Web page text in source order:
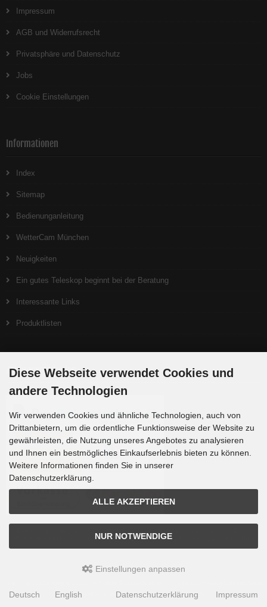
Impressum
AGB und Widerrufsrecht
Privatsphäre und Datenschutz
Jobs
Cookie Einstellungen
Informationen
Index
Sitemap
Bedienunganleitung
WetterCam München
Neuigkeiten
Ein gutes Teleskop beginnt bei der Beratung
Interessante Links
Produktlisten
Zahlungsmethoden
Sprachvariablen befinden sich in der Datei tpl_modified/lang/german/lang_german.custom.
modified eCommerce Shopsoftware © 2009-2026
Diese Webseite verwendet Cookies und
andere Technologien
Wir verwenden Cookies und ähnliche Technologien, auch von
Drittanbietern, um die ordentliche Funktionsweise der Website zu
gewährleisten, die Nutzung unseres Angebotes zu analysieren
und Ihnen ein bestmögliches Einkaufserlebnis bieten zu können.
Weitere Informationen finden Sie in unserer
Datenschutzerklärung.
ALLE AKZEPTIEREN
NUR NOTWENDIGE
Einstellungen anpassen
Deutsch English Datenschutzerklärung Impressum